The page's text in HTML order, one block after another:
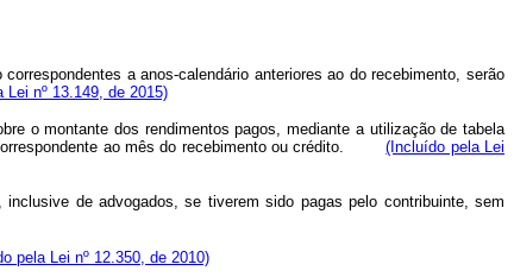
a anos-calendário anteriores ao do recebimento, serão
Lei nº 13.149, de 2015)
o montante dos rendimentos pagos, mediante a utilização de tabela
correspondente ao mês do recebimento ou crédito.(Incluído pela Lei
de advogados, se tiverem sido pagas pelo contribuinte, sem
pela Lei nº 12.350, de 2010)